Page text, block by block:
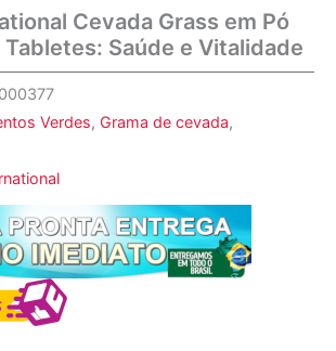
Cevada Grass em Pó
Saúde e Vitalidade
Verdes, Grama de cevada,